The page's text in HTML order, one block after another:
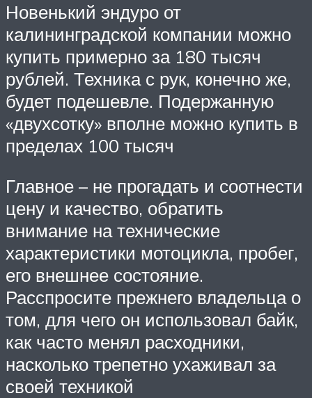
Новенький эндуро от
калининградской компании можно
купить примерно за 180 тысяч
рублей. Техника с рук, конечно же,
будет подешевле. Подержанную
«двухсотку» вполне можно купить в
пределах 100 тысяч
Главное – не прогадать и соотнести
цену и качество, обратить
внимание на технические
характеристики мотоцикла, пробег,
его внешнее состояние.
Расспросите прежнего владельца о
том, для чего он использовал байк,
как часто менял расходники,
насколько трепетно ухаживал за
своей техникой